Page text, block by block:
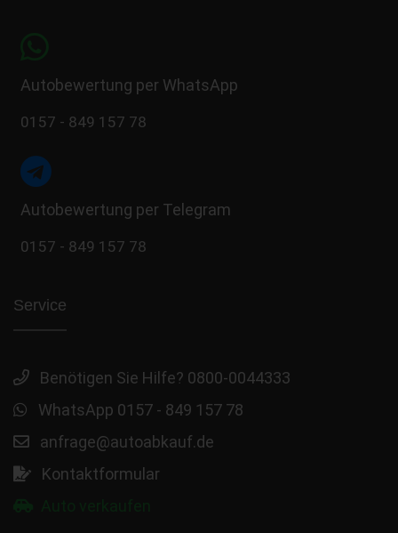
Autobewertung per WhatsApp
0157 - 849 157 78
Autobewertung per Telegram
0157 - 849 157 78
Service
Benötigen Sie Hilfe? 0800-0044333
WhatsApp 0157 - 849 157 78
anfrage@autoabkauf.de
Kontaktformular